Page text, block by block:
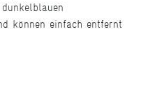
können einfach entfernt